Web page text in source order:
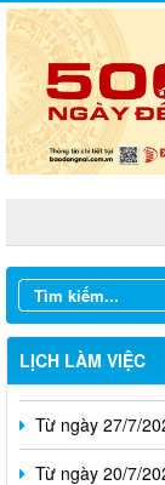
LỊCH LÀM VIỆC
Từ ngày 03/8/
Từ ngày 27/7/
Từ ngày 20/7/